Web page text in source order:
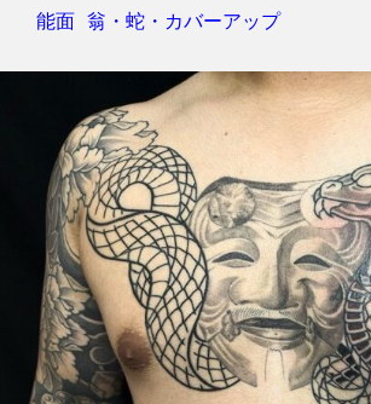
能面 翁・蛇・カバーアップ